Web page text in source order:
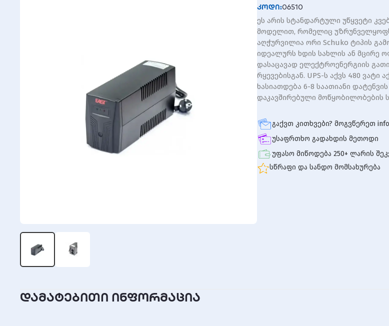
კოდი:06510
ეს არის სტანდარტული უწყვეტი
მოდელით, რომელიც უზრუნველყოფს
აღჭურვილია ორი Schuko ტიპის
იდეალურს ხდის სახლის ან მცირე
დასაცავად ელექტროენერგიის
რყევებისგან. UPS-ს აქვს 480 ვატი
ხასიათდება 6-8 საათიანი
დაკავშირებული მოწყობილობების
გაქვთ კითხვები? მოგვწერეთ
უსაფრთხო გადახდის მეთოდი
უფასო მიწოდება 250+ ლარის
სწრაფი და სანდო მომსახურება
დამატებითი ინფორმაცია